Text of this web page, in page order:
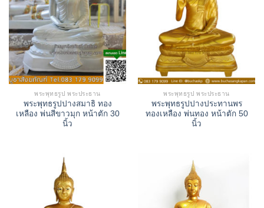
พระพุทธรูป พระประธาน
พระพุทธรูปปางสมาธิ ทอง
เหลือง พ่นสีขาวมุก หน้าตัก 30
นิ้ว
พระพุทธรูป พระประธาน
พระพุทธรูปปางประทานพร
ทองเหลือง พ่นทอง หน้าตัก 50
นิ้ว